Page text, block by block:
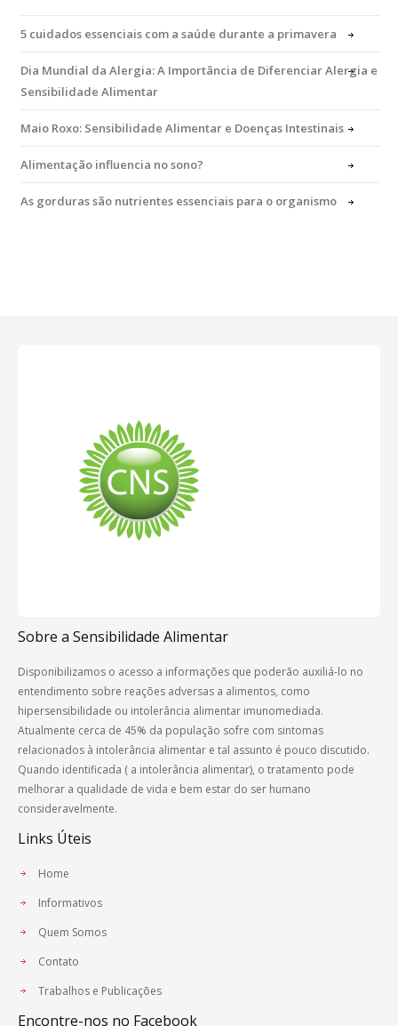
5 cuidados essenciais com a saúde durante a primavera
Dia Mundial da Alergia: A Importância de Diferenciar Alergia e
Sensibilidade Alimentar
Maio Roxo: Sensibilidade Alimentar e Doenças Intestinais
Alimentação influencia no sono?
As gorduras são nutrientes essenciais para o organismo
Sobre a Sensibilidade Alimentar
Disponibilizamos o acesso a informações que poderão auxiliá-lo no
entendimento sobre reações adversas a alimentos, como
hipersensibilidade ou intolerância alimentar imunomediada.
Atualmente cerca de 45% da população sofre com sintomas
relacionados à intolerância alimentar e tal assunto é pouco discutido.
Quando identificada ( a intolerância alimentar), o tratamento pode
melhorar a qualidade de vida e bem estar do ser humano
consideravelmente.
Links Úteis
Home
Informativos
Quem Somos
Contato
Trabalhos e Publicações
Encontre-nos no Facebook